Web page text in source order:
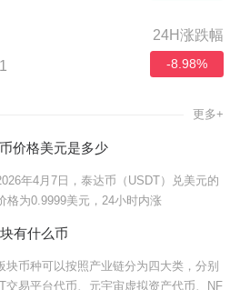
24H涨跌幅
-8.98%
更多+
价格美元是多少
年4月7日，泰达币（USDT）兑美元的
格为0.9999美元，24小时内涨
有什么币
块币种可以按照产业链分为四大类，分别
交易平台代币、元宇宙虚拟资产代币、NF